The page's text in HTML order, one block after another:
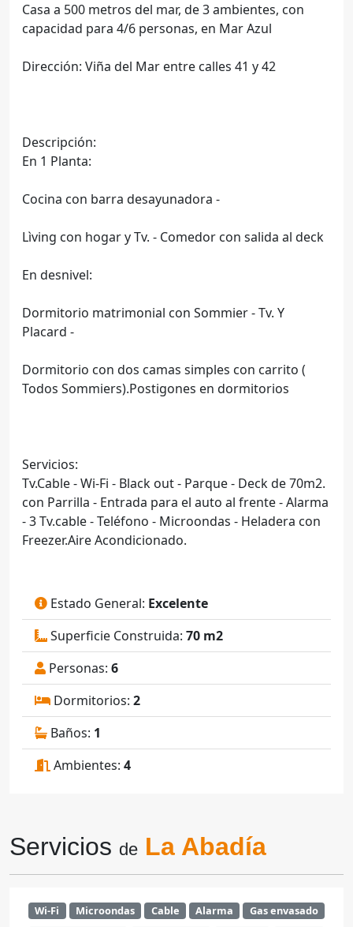
Casa a 500 metros del mar, de 3 ambientes, con
capacidad para 4/6 personas, en Mar Azul
Dirección: Viña del Mar entre calles 41 y 42
Descripción:
En 1 Planta:
Cocina con barra desayunadora -
Lìving con hogar y Tv. - Comedor con salida al deck
En desnivel:
Dormitorio matrimonial con Sommier - Tv. Y
Placard -
Dormitorio con dos camas simples con carrito (
Todos Sommiers).Postigones en dormitorios
Servicios:
Tv.Cable - Wi-Fi - Black out - Parque - Deck de 70m2.
con Parrilla - Entrada para el auto al frente - Alarma
- 3 Tv.cable - Teléfono - Microondas - Heladera con
Freezer.Aire Acondicionado.
Estado General: Excelente
Superficie Construida: 70 m2
Personas: 6
Dormitorios: 2
Baños: 1
Ambientes: 4
Servicios de La Abadía
Wi-Fi Microondas Cable Alarma
Gas envasado